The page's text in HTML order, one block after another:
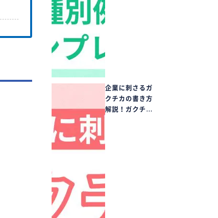
企業に刺さるガ
クチカの書き方
解説！ガクチ…